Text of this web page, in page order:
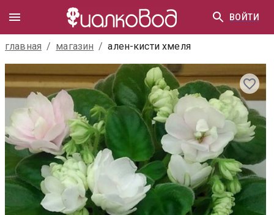
ВОЙТИ
главная / магазин / ален-кисти хмеля